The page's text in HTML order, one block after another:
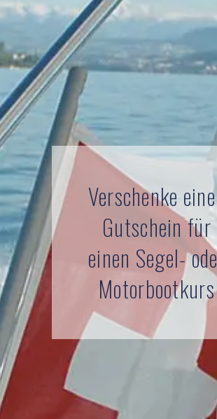
Verschenke
Gut­­schein für
einen Segel-
Motor­­boot­kurs